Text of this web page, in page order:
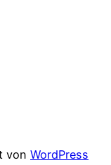
von WordPress